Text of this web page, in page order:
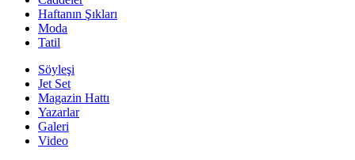
Haftanın Şıkları
Moda
Tatil
Söyleşi
Jet Set
Magazin Hattı
Yazarlar
Galeri
Video